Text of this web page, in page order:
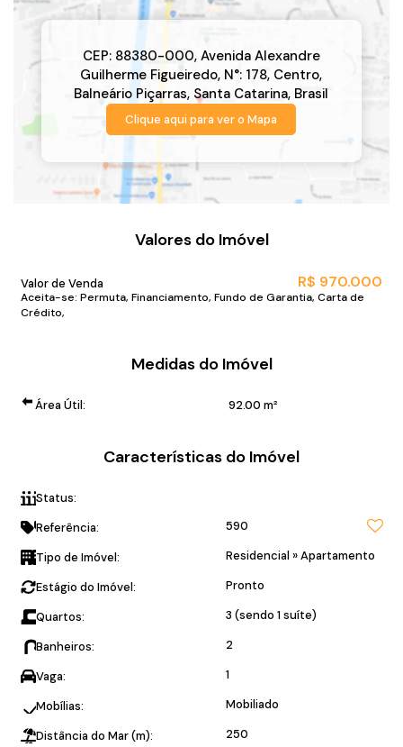
CEP: 88380-000, Avenida Alexandre
Guilherme Figueiredo, N°: 178, Centro,
Balneário Piçarras, Santa Catarina, Brasil
Clique aqui para ver o Mapa
Valores do Imóvel
R$ 970.000
Valor de Venda
Aceita-se: Permuta, Financiamento, Fundo de Garantia, Carta de
Crédito,
Medidas do Imóvel
Área Útil: 92.00 m²
Características do Imóvel
Status:
Referência: 590
Tipo de Imóvel: Residencial »Apartamento
Estágio do Imóvel: Pronto
Quartos: 3 (sendo 1 suíte)
Banheiros: 2
Vaga: 1
Mobílias: Mobiliado
Distância do Mar (m): 250